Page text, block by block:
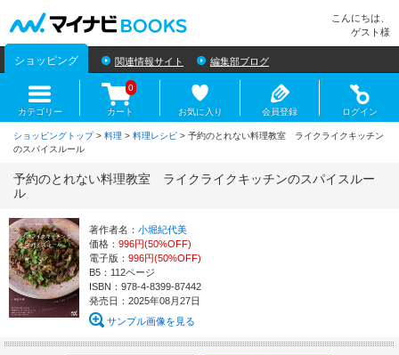
こんにちは、
ゲスト様
ショッピング 関連情報サイト 編集部ブログ
カテゴリー カート
0
お気に入り 会員登録 ログイン
ショッピングトップ> 料理 > 料理レシピ > 予約のとれない料理教室 ライクライクキッチン
のスパイスルール
予約のとれない料理教室 ライクライクキッチンのスパイスルー
ル
著作者名： 小堀紀代美
価格： 996円(50%OFF)
電子版： 996円(50%OFF)
B5：112ページ
ISBN：978-4-8399-87442
発売日：2025年08月27日
サンプル画像を見る